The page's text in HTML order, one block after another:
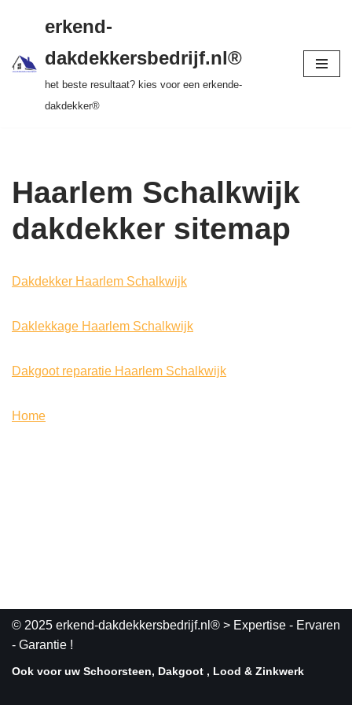
naar
inhoud
tot 20 jr garantie > SKEV erkend
erkend-
dakdekkersbedrijf.nl®
het beste resultaat? kies voor een erkende-
dakdekker®
Haarlem Schalkwijk
dakdekker sitemap
Dakdekker Haarlem Schalkwijk
Daklekkage Haarlem Schalkwijk
Dakgoot reparatie Haarlem Schalkwijk
Home
© 2025 erkend-dakdekkersbedrijf.nl® > Expertise - Ervaren
- Garantie !
Ook voor uw Schoorsteen, Dakgoot , Lood & Zinkwerk